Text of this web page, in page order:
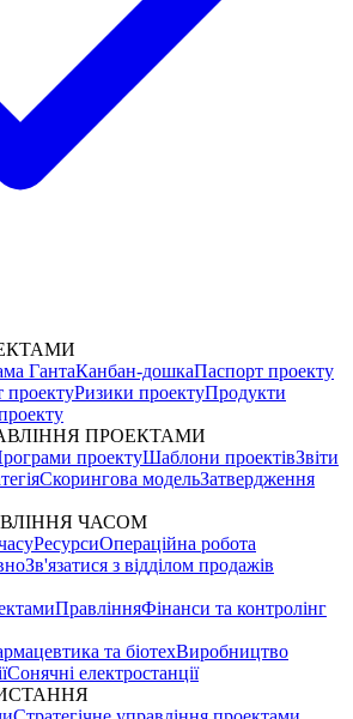
ГантаКанбан-дошкаПаспорт проекту
проектуРизики проектуПродукти
ПРОЕКТАМИ
проектуШаблони проектівЗвіти
Скорингова модельЗатвердження
ЧАСОМ
РесурсиОпераційна робота
Зв'язатися з відділом продажів
ПравлінняФінанси та контролінг
та біотехВиробництво
Сонячні електростанції